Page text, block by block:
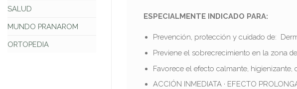
SALUD
MUNDO PRANAROM
ORTOPEDIA
ESPECIALMENTE INDICADO PARA:
Prevención, protección y cuidado de:
Previene el sobrecrecimiento en la zona
Favorece el efecto calmante, higienizante,
ACCIÓN INMEDIATA · EFECTO